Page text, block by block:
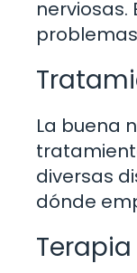
La buena
diversas
dónde